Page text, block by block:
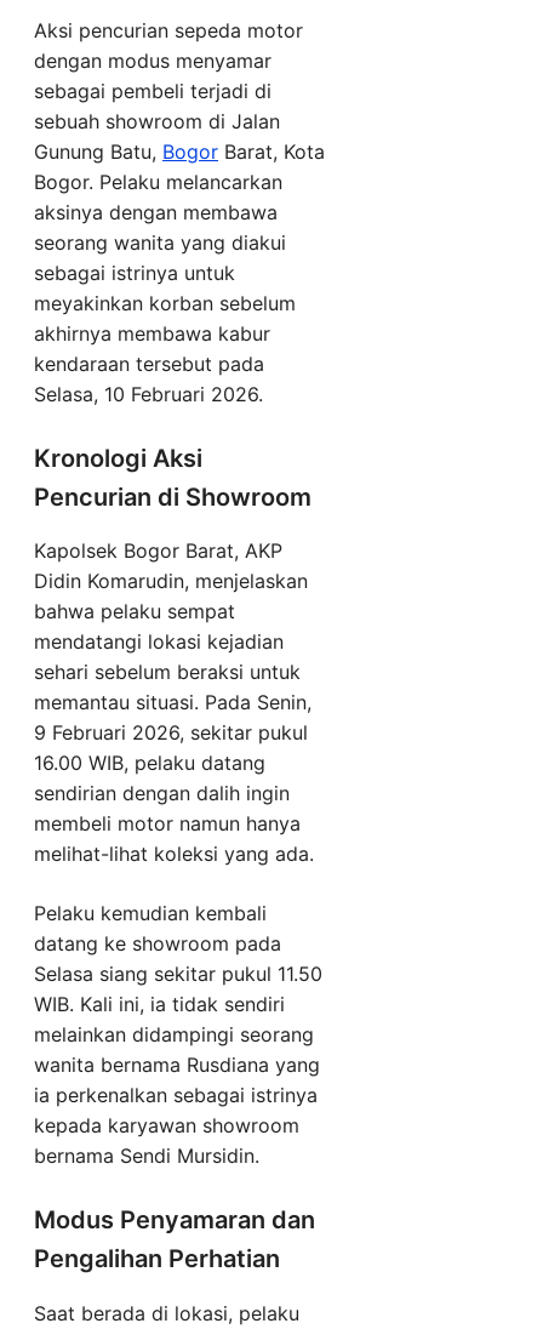
Aksi pencurian sepeda motor
dengan modus menyamar
sebagai pembeli terjadi di
sebuah showroom di Jalan
Gunung Batu, Bogor Barat, Kota
Bogor. Pelaku melancarkan
aksinya dengan membawa
seorang wanita yang diakui
sebagai istrinya untuk
meyakinkan korban sebelum
akhirnya membawa kabur
kendaraan tersebut pada
Selasa, 10 Februari 2026.
Kronologi Aksi
Pencurian di Showroom
Kapolsek Bogor Barat, AKP
Didin Komarudin, menjelaskan
bahwa pelaku sempat
mendatangi lokasi kejadian
sehari sebelum beraksi untuk
memantau situasi. Pada Senin,
9 Februari 2026, sekitar pukul
16.00 WIB, pelaku datang
sendirian dengan dalih ingin
membeli motor namun hanya
melihat-lihat koleksi yang ada.
Pelaku kemudian kembali
datang ke showroom pada
Selasa siang sekitar pukul 11.50
WIB. Kali ini, ia tidak sendiri
melainkan didampingi seorang
wanita bernama Rusdiana yang
ia perkenalkan sebagai istrinya
kepada karyawan showroom
bernama Sendi Mursidin.
Modus Penyamaran dan
Pengalihan Perhatian
Saat berada di lokasi, pelaku